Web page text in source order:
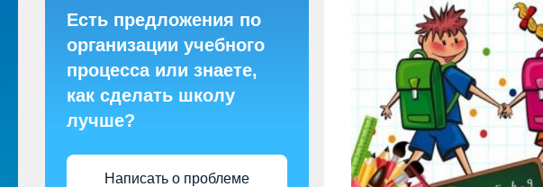
Есть предложения по
организации учебного
процесса или знаете,
как сделать школу
лучше?
Написать о проблеме